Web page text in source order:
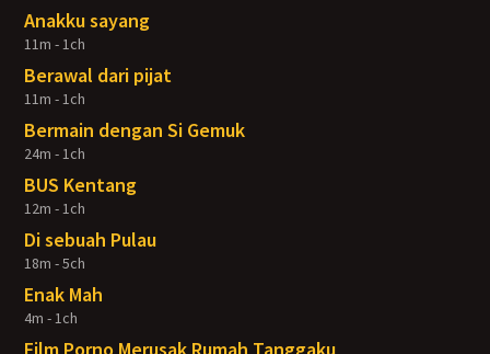
Anakku sayang
11m - 1ch
Berawal dari pijat
11m - 1ch
Bermain dengan Si Gemuk
24m - 1ch
BUS Kentang
12m - 1ch
Di sebuah Pulau
18m - 5ch
Enak Mah
4m - 1ch